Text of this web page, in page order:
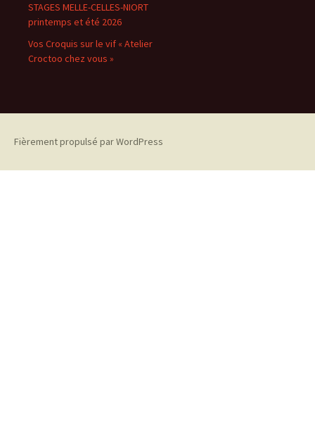
STAGES MELLE-CELLES-NIORT
printemps et été 2026
Vos Croquis sur le vif « Atelier
Croctoo chez vous »
Fièrement propulsé par WordPress